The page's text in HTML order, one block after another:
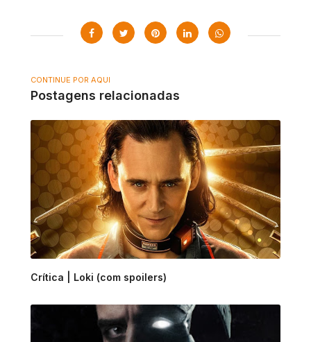
CONTINUE POR AQUI
Postagens relacionadas
Crítica | Loki (com spoilers)